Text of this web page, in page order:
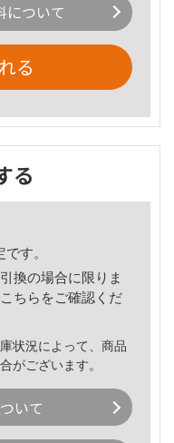
について
る
る
す。
換の場合に限りま
こちら をご確認くだ
状況によって、商品
がございます。
いて